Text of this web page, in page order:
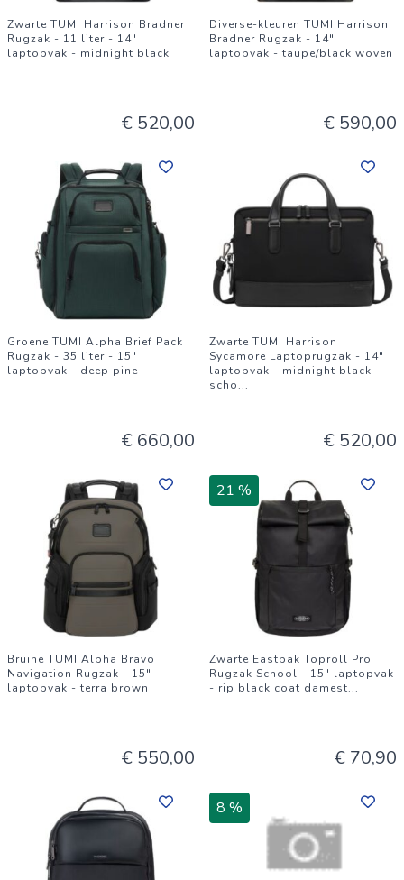
Zwarte TUMI Harrison Bradner
Rugzak - 11 liter - 14"
laptopvak - midnight black
€ 520,00
Diverse-kleuren TUMI Harrison
Bradner Rugzak - 14"
laptopvak - taupe/black woven
€ 590,00
Groene TUMI Alpha Brief Pack
Rugzak - 35 liter - 15"
laptopvak - deep pine
€ 660,00
Zwarte TUMI Harrison
Sycamore Laptoprugzak - 14"
laptopvak - midnight black
scho...
€ 520,00
Bruine TUMI Alpha Bravo
Navigation Rugzak - 15"
laptopvak - terra brown
€ 550,00
21 %
Zwarte Eastpak Toproll Pro
Rugzak School - 15" laptopvak
- rip black coat damest...
€ 70,90
8 %